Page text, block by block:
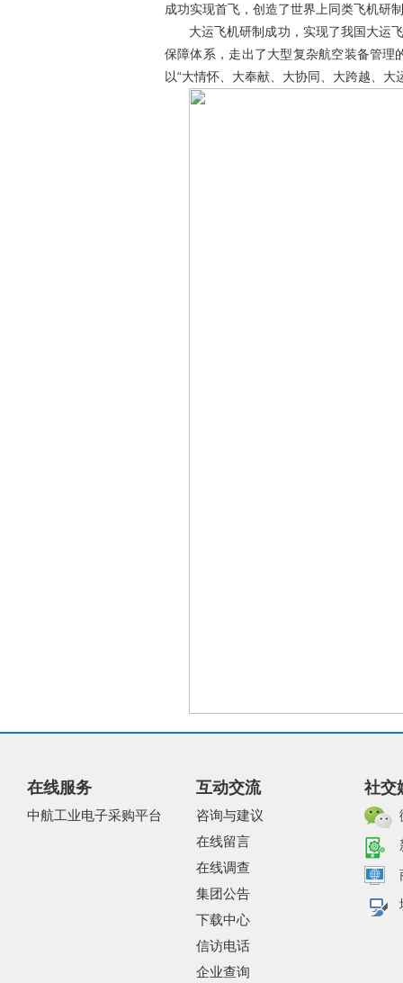
成功实现首飞，创造了世界上同类飞机研制
大运飞机研制成功，实现了我国大运飞
保障体系，走出了大型复杂航空装备管
以“大情怀、大奉献、大协同、大跨越
在线服务
中航工业电子采购平台
互动交流
咨询与建议
在线留言
在线调查
集团公告
下载中心
信访电话
企业查询
社交